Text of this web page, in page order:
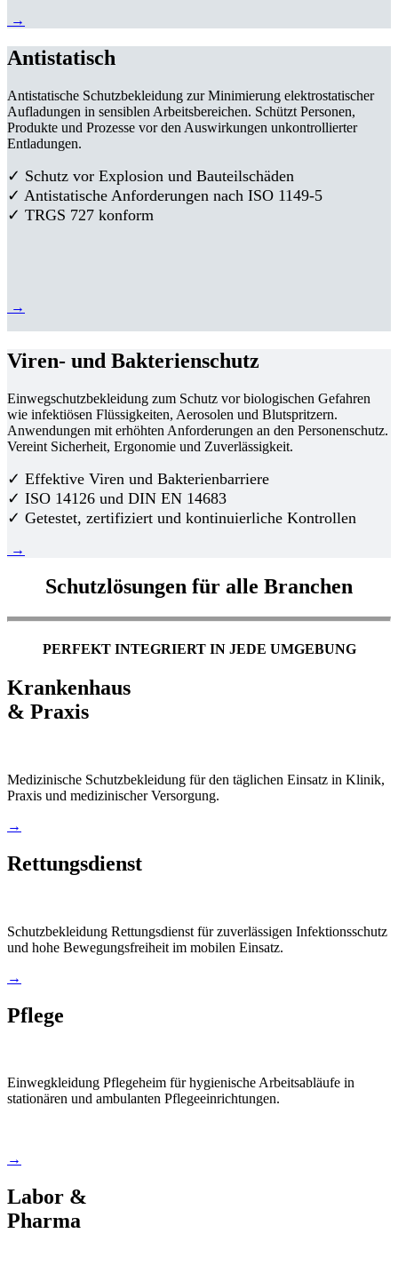
→
Antistatisch
Antistatische Schutzbekleidung zur Minimierung elektrostatischer
Aufladungen in sensiblen Arbeitsbereichen. Schützt Personen,
Produkte und Prozesse vor den Auswirkungen unkontrollierter
Entladungen.
✓ Schutz vor Explosion und Bauteilschäden
✓ Antistatische Anforderungen nach ISO 1149-5
✓ TRGS 727 konform
→
Viren- und Bakterienschutz
Einwegschutzbekleidung zum Schutz vor biologischen Gefahren
wie infektiösen Flüssigkeiten, Aerosolen und Blutspritzern.
Anwendungen mit erhöhten Anforderungen an den Personenschutz.
Vereint Sicherheit, Ergonomie und Zuverlässigkeit.
✓ Effektive Viren und Bakterienbarriere
✓ ISO 14126 und DIN EN 14683
✓ Getestet, zertifiziert und kontinuierliche Kontrollen
→
Schutzlösungen für alle Branchen
PERFEKT INTEGRIERT IN JEDE UMGEBUNG
Krankenhaus
& Praxis
Medizinische Schutzbekleidung für den täglichen Einsatz in Klinik,
Praxis und medizinischer Versorgung.
→
Rettungsdienst
Schutzbekleidung Rettungsdienst für zuverlässigen Infektionsschutz
und hohe Bewegungsfreiheit im mobilen Einsatz.
→
Pflege
Einwegkleidung Pflegeheim für hygienische Arbeitsabläufe in
stationären und ambulanten Pflegeeinrichtungen.
→
Labor &
Pharma